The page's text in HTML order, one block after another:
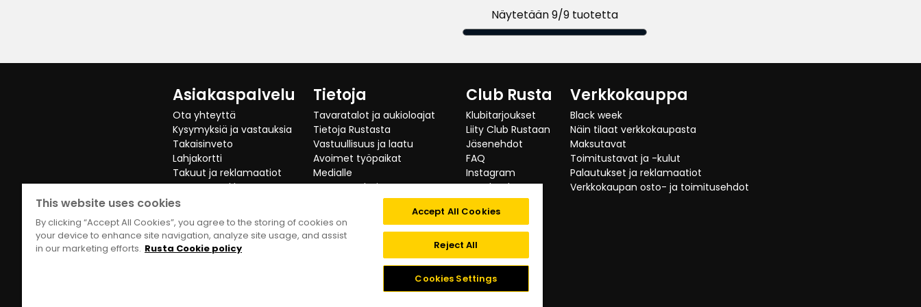
Näytetään 9/9 tuotetta
Asiakaspalvelu
Ota yhteyttä
Kysymyksiä ja vastauksia
Takaisinveto
Lahjakortti
Takuut ja reklamaatiot
Peruuta Verkko Osto
Tietoja
Tavaratalot ja aukioloajat
Tietoja Rustasta
Vastuullisuus ja laatu
Avoimet työpaikat
Medialle
Investor relations
Testaajat suosittelevat
Kategoriat
Digitaalinen saavutettavuus
Tietosuojaseloste
Club Rusta
Klubitarjoukset
Liity Club Rustaan
Jäsenehdot
FAQ
Instagram
Facebook
TikTok
Verkkokauppa
Black week
Näin tilaat verkkokaupasta
Maksutavat
Toimitustavat ja -kulut
Palautukset ja reklamaatiot
Verkkokaupan osto- ja toimitusehdot
This website uses cookies
By clicking “Accept All Cookies”, you agree to the storing of cookies on
your device to enhance site navigation, analyze site usage, and assist
in our marketing efforts. Rusta Cookie policy
Accept All Cookies
Reject All
Cookies Settings